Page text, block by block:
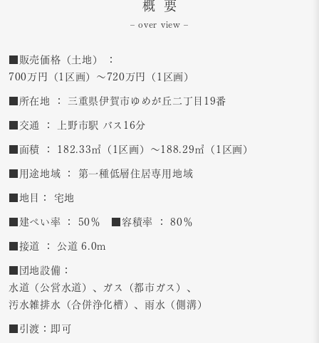
概 要
– over view –
■販売価格（土地） ：
700万円（1区画）〜720万円（1区画）
■所在地 ： 三重県伊賀市ゆめが丘二丁目19番
■交通 ： 上野市駅 バス16分
■面積 ： 182.33㎡（1区画）〜188.29㎡（1区画）
■用途地域 ： 第一種低層住居専用地域
■地目： 宅地
■建ぺい率 ： 50％ ■容積率 ： 80％
■接道 ： 公道 6.0m
■団地設備：
水道（公営水道）、ガス（都市ガス）、
汚水雑排水（合併浄化槽）、雨水（側溝）
■引渡：即可